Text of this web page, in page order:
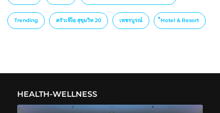
Trending ครัวเจ๊ง้อ สุขุมวิท 20 เพชรบูรณ์ ็Hotel & Resort
HEALTH-WELLNESS